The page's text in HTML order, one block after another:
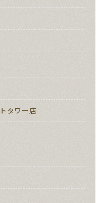
タワー店